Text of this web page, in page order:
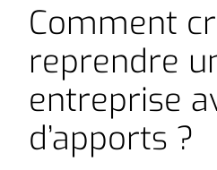
Comment
reprendre
entreprise
d’apports ?